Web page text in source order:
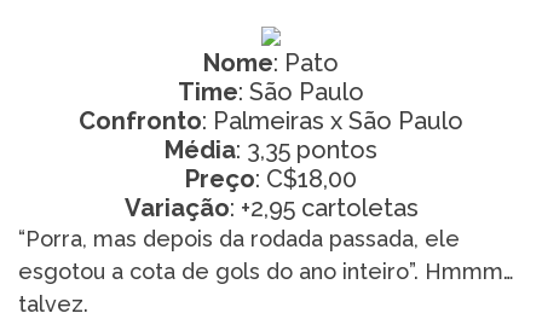
Nome: Pato
Time: São Paulo
Confronto: Palmeiras x São Paulo
Média: 3,35 pontos
Preço: C$18,00
Variação: +2,95 cartoletas
“Porra, mas depois da rodada passada, ele
esgotou a cota de gols do ano inteiro”. Hmmm…
talvez.